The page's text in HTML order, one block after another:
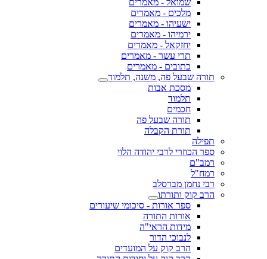
שמואל - מאמרים
מלכים - מאמרים
ישעיהו - מאמרים
ירמיהו - מאמרים
יחזקאל - מאמרים
תרי עשר - מאמרים
כתובים - מאמרים
תורה שבעל פה, משנה, תלמוד
מסכת אבות
תלמוד
חכמים
תורה שבעל פה
תורת הקבלה
תפילה
ספר הכוזרי לרבי יהודה הלוי
רמב"ם
רמח"ל
רבי נחמן מברסלב
הרב קוק ותורתו
ספר אורות - סיכומי שיעורים
אורות התורה
מידות הראי"ה
לנבוכי הדור
הרב קוק על המועדים